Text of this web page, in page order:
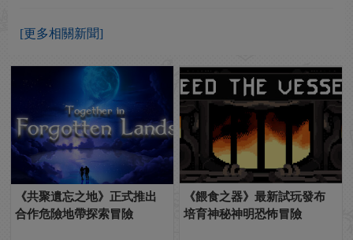
[更多相關新聞]
《共聚遺忘之地》正式推出
合作危險地帶探索冒險
《餵食之器》最新試玩發布
培育神秘神明恐怖冒險